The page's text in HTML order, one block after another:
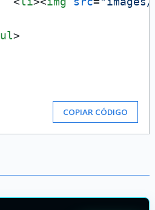
ul>
COPIAR CÓDIGO